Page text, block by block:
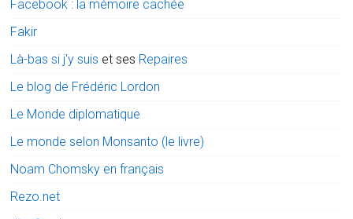
Facebook : la mémoire cachée
Fakir
Là-bas si j'y suis et ses Repaires
Le blog de Frédéric Lordon
Le Monde diplomatique
Le monde selon Monsanto (le livre)
Noam Chomsky en français
Rezo.net